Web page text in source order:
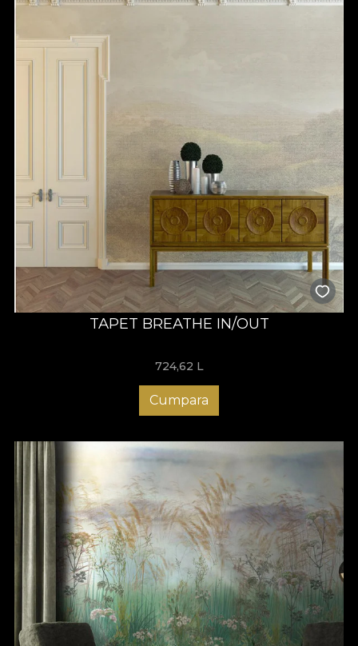
TAPET BREATHE IN/OUT
724,62 L
Cumpara